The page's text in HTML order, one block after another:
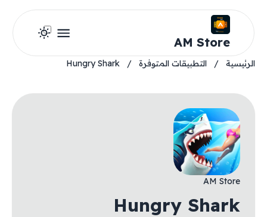
AM Store
الرئيسية / التطبيقات المتوفرة /
Hungry Shark
AM Store
Hungry Shark